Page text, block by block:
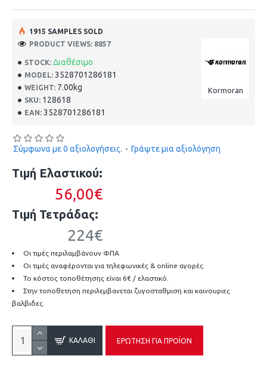
STOCK: Διαθέσιμο
MODEL: 3528701286181
WEIGHT: 7.00kg
SKU: 128618
EAN: 3528701286181
Kormoran
1915 SAMPLES SOLD
PRODUCT VIEWS: 8857
Σύμφωνα με 0 αξιολογήσεις. - Γράψτε μια αξιολόγηση
Τιμή Ελαστικού:
56,00€
Τιμή Τετράδας:
224€
Οι τιμές περιλαμβάνουν ΦΠΑ
Οι τιμές αναφέρονται για τηλεφωνικές & online αγορές.
Το κόστος τοποθέτησης είναι 6€ / ελαστικό.
Στην τοποθετηση περιλεμβανεται ζυγοσταθμιση και καινουριες
βαλβιδες.
ΚΑΛΆΘΙ ΕΡΏΤΗΣΗ ΓΙΑ ΠΡΟΪΌΝ